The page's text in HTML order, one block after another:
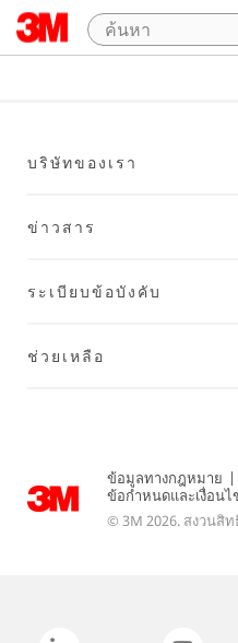
บริษัทของเรา
ข่าวสาร
ระเบียบข้อบังคับ
ช่วยเหลือ
ข้อมูลทางกฎหมาย |
ข้อกำหนดและเงื่อนไ
© 3M 2026. สงวนสิท